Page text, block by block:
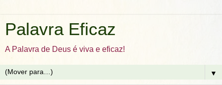
Palavra Eficaz
A Palavra de Deus é viva e eficaz!
▼